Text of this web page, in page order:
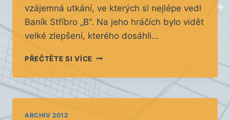
vzájemná utkání, ve kterých si nejlépe vedl
Baník Stříbro „B“. Na jeho hráčích bylo vidět
velké zlepšení, kterého dosáhli…
PŘEČTĚTE SI VÍCEKONEČNÉ
ARCHIV 2012